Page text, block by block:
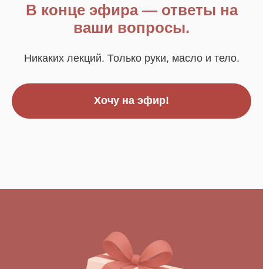
В конце эфира — ответы на
ваши вопросы.
Никаких лекций. Только руки, масло и тело.
Хочу на эфир!